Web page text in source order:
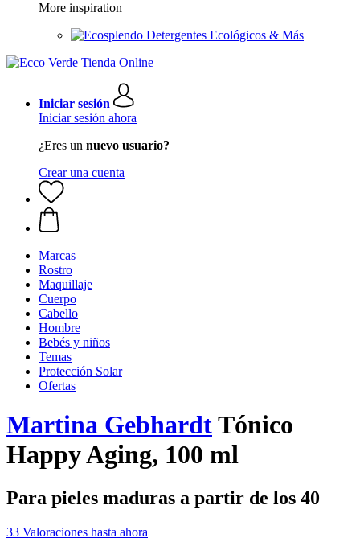
More inspiration
Detergentes Ecológicos & Más
Iniciar sesión
Iniciar sesión ahora
¿Eres un nuevo usuario?
Crear una cuenta
Marcas
Rostro
Maquillaje
Cuerpo
Cabello
Hombre
Bebés y niños
Temas
Protección Solar
Ofertas
Martina GebhardtTónico
Happy Aging, 100 ml
Para pieles maduras a partir de los 40
33 Valoraciones hasta ahora